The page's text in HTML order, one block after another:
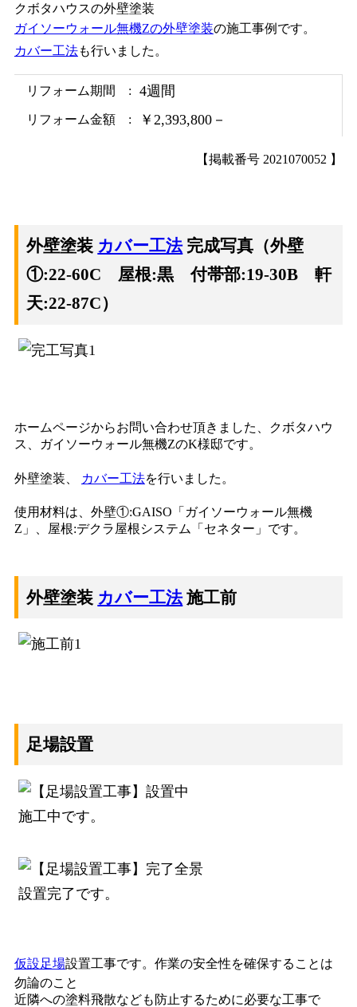
クボタハウスの外壁塗装
ガイソーウォール無機Zの外壁塗装の施工事例です。
カバー工法も行いました。
リフォーム期間 4週間
リフォーム金額 ￥2,393,800－
【掲載番号 2021070052 】
外壁塗装 カバー工法完成写真（外壁
①:22-60C 屋根:黒 付帯部:19-30B 軒
天:22-87C）
ホームページからお問い合わせ頂きました、クボタハウ
ス、ガイソーウォール無機ZのK様邸です。
外壁塗装、 カバー工法を行いました。
使用材料は、外壁①:GAISO「ガイソーウォール無機
Z」、屋根:デクラ屋根システム「セネター」です。
外壁塗装 カバー工法施工前
足場設置
施工中です。
設置完了です。
仮設足場設置工事です。作業の安全性を確保することは
勿論のこと
近隣への塗料飛散なども防止するために必要な工事で